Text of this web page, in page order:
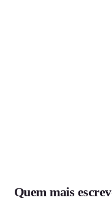
Quem mais